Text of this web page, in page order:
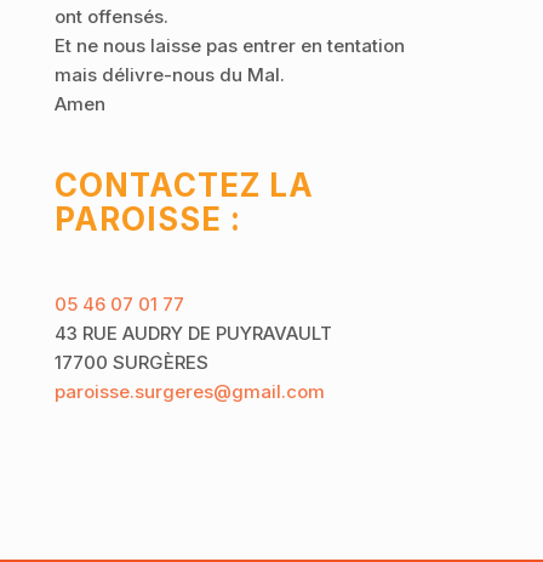
ont offensés.
Et ne nous laisse pas entrer en tentation
mais délivre-nous du Mal.
Amen
CONTACTEZ LA
PAROISSE :
05 46 07 01 77
43 RUE AUDRY DE PUYRAVAULT
17700 SURGÈRES
paroisse.surgeres@gmail.com